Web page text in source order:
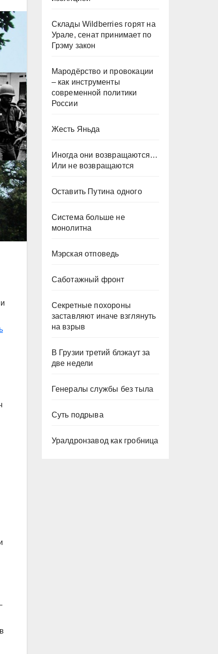
Склады Wildberries горят на
Урале, сенат принимает по
Грэму закон
Мародёрство и провокации
– как инструменты
современной политики
России
Жесть Яньда
Иногда они возвращаются…
Или не возвращаются
Оставить Путина одного
Система больше не
монолитна
Мэрская отповедь
Саботажный фронт
Секретные похороны
заставляют иначе взглянуть
на взрыв
В Грузии третий блэкаут за
две недели
Генералы службы без тыла
Суть подрыва
Уралдронзавод как гробница